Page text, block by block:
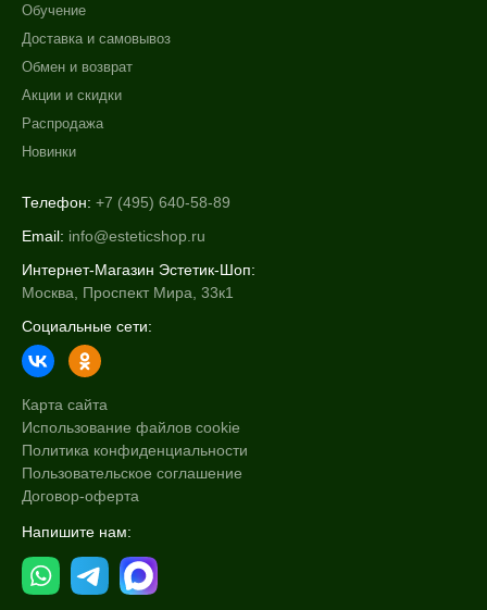
Обучение
Доставка и самовывоз
Обмен и возврат
Акции и скидки
Распродажа
Новинки
Телефон: +7 (495) 640-58-89
Email: info@esteticshop.ru
Интернет-Магазин Эстетик-Шоп:
Москва, Проспект Мира, 33к1
Социальные сети:
Карта сайта
Использование файлов cookie
Политика конфиденциальности
Пользовательское соглашение
Договор-оферта
Напишите нам: